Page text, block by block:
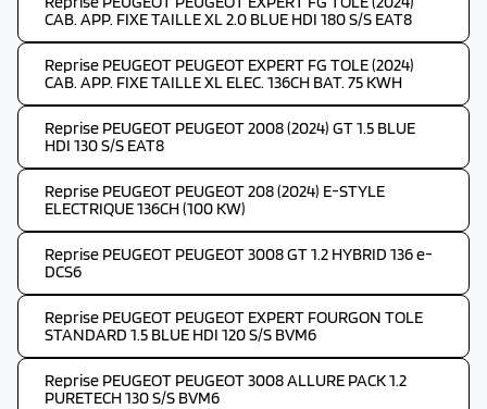
CAB. APP. FIXE TAILLE XL 2.0 BLUE HDI 180 S/S EAT8
Reprise PEUGEOT PEUGEOT EXPERT FG TOLE (2024)
CAB. APP. FIXE TAILLE XL ELEC. 136CH BAT. 75 KWH
Reprise PEUGEOT PEUGEOT 2008 (2024) GT 1.5 BLUE
HDI 130 S/S EAT8
Reprise PEUGEOT PEUGEOT 208 (2024) E-STYLE
ELECTRIQUE 136CH (100 KW)
Reprise PEUGEOT PEUGEOT 3008 GT 1.2 HYBRID 136 e-
DCS6
Reprise PEUGEOT PEUGEOT EXPERT FOURGON TOLE
STANDARD 1.5 BLUE HDI 120 S/S BVM6
Reprise PEUGEOT PEUGEOT 3008 ALLURE PACK 1.2
PURETECH 130 S/S BVM6